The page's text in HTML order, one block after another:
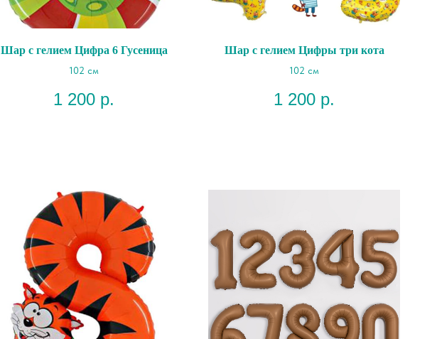
Шар с гелием Цифра 6 Гусеница
102 см
1 200 р.
Шар с гелием Цифры три кота
102 см
1 200 р.